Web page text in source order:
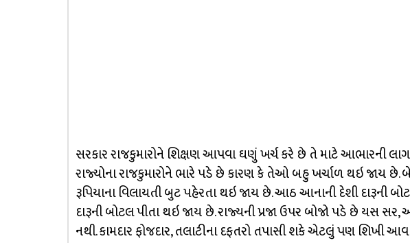
સરકાર રાજકુમારોને શિક્ષણ આપવા ઘણું ખર્ચ કરે છે તે માટે આભારની
રાજ્યોના રાજકુમારોને ભારે પડે છે કારણ કે તેઓ બહુ ખર્ચાળ થઇ જાય છે.
રૂપિયાના વિલાયતી બુટ પહેરતા થઇ જાય છે. આઠ આનાની દેશી દારૂની
દારૂની બોટલ પીતા થઇ જાય છે. રાજ્યની પ્રજા ઉપર બોજો પડે છે યસ
નથી. કામદાર ફોજદાર, તલાટીના દફતરો તપાસી શકે એટલું પણ શિખી